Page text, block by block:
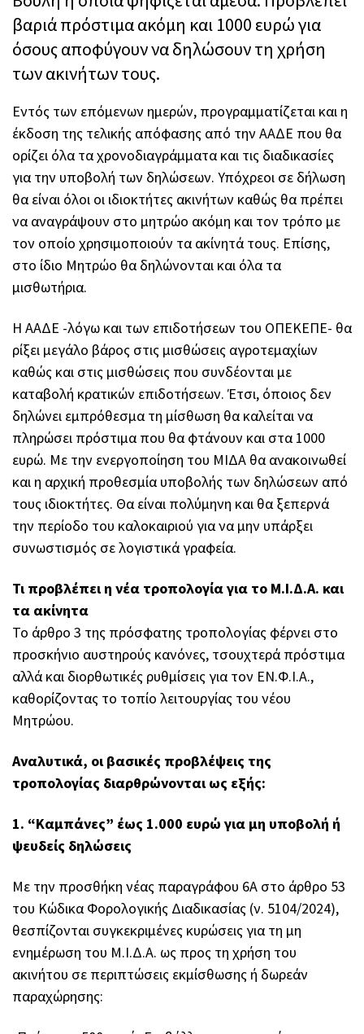
βαριά πρόστιμα ακόμη και 1000 ευρώ για
όσους αποφύγουν να δηλώσουν τη χρήση
των ακινήτων τους.
Εντός των επόμενων ημερών, προγραμματίζεται και η
έκδοση της τελικής απόφασης από την ΑΑΔΕ που θα
ορίζει όλα τα χρονοδιαγράμματα και τις διαδικασίες
για την υποβολή των δηλώσεων. Υπόχρεοι σε δήλωση
θα είναι όλοι οι ιδιοκτήτες ακινήτων καθώς θα πρέπει
να αναγράψουν στο μητρώο ακόμη και τον τρόπο με
τον οποίο χρησιμοποιούν τα ακίνητά τους. Επίσης,
στο ίδιο Μητρώο θα δηλώνονται και όλα τα
μισθωτήρια.
Η ΑΑΔΕ -λόγω και των επιδοτήσεων του ΟΠΕΚΕΠΕ- θα
ρίξει μεγάλο βάρος στις μισθώσεις αγροτεμαχίων
καθώς και στις μισθώσεις που συνδέονται με
καταβολή κρατικών επιδοτήσεων. Έτσι, όποιος δεν
δηλώνει εμπρόθεσμα τη μίσθωση θα καλείται να
πληρώσει πρόστιμα που θα φτάνουν και στα 1000
ευρώ. Με την ενεργοποίηση του ΜΙΔΑ θα ανακοινωθεί
και η αρχική προθεσμία υποβολής των δηλώσεων από
τους ιδιοκτήτες. Θα είναι πολύμηνη και θα ξεπερνά
την περίοδο του καλοκαιριού για να μην υπάρξει
συνωστισμός σε λογιστικά γραφεία.
Τι προβλέπει η νέα τροπολογία για το Μ.Ι.Δ.Α. και
τα ακίνητα
Το άρθρο 3 της πρόσφατης τροπολογίας φέρνει στο
προσκήνιο αυστηρούς κανόνες, τσουχτερά πρόστιμα
αλλά και διορθωτικές ρυθμίσεις για τον ΕΝ.Φ.Ι.Α.,
καθορίζοντας το τοπίο λειτουργίας του νέου
Μητρώου.
Αναλυτικά, οι βασικές προβλέψεις της
τροπολογίας διαρθρώνονται ως εξής:
1. “Καμπάνες” έως 1.000 ευρώ για μη υποβολή ή
ψευδείς δηλώσεις
Με την προσθήκη νέας παραγράφου 6Α στο άρθρο 53
του Κώδικα Φορολογικής Διαδικασίας (ν. 5104/2024),
θεσπίζονται συγκεκριμένες κυρώσεις για τη μη
ενημέρωση του Μ.Ι.Δ.Α. ως προς τη χρήση του
ακινήτου σε περιπτώσεις εκμίσθωσης ή δωρεάν
παραχώρησης: